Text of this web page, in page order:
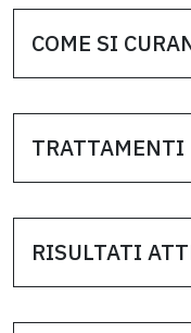
COME SI
RISULTATI